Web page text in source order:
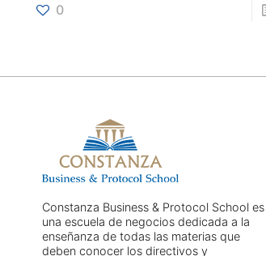
0
Constanza Business & Protocol School es
una escuela de negocios dedicada a la
enseñanza de todas las materias que
deben conocer los directivos y